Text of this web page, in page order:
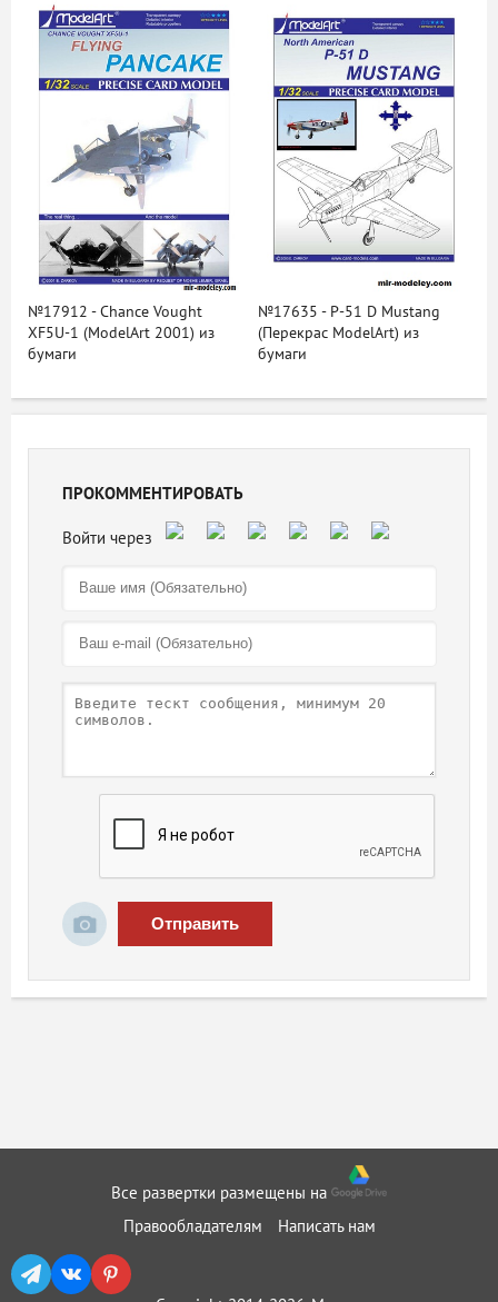
№17912 - Chance Vought
XF5U-1 (ModelArt 2001) из
бумаги
№17635 - P-51 D Mustang
(Перекрас ModelArt) из
бумаги
ПРОКОММЕНТИРОВАТЬ
Отправить
Все развертки размещены на
Правообладателям
Написать нам